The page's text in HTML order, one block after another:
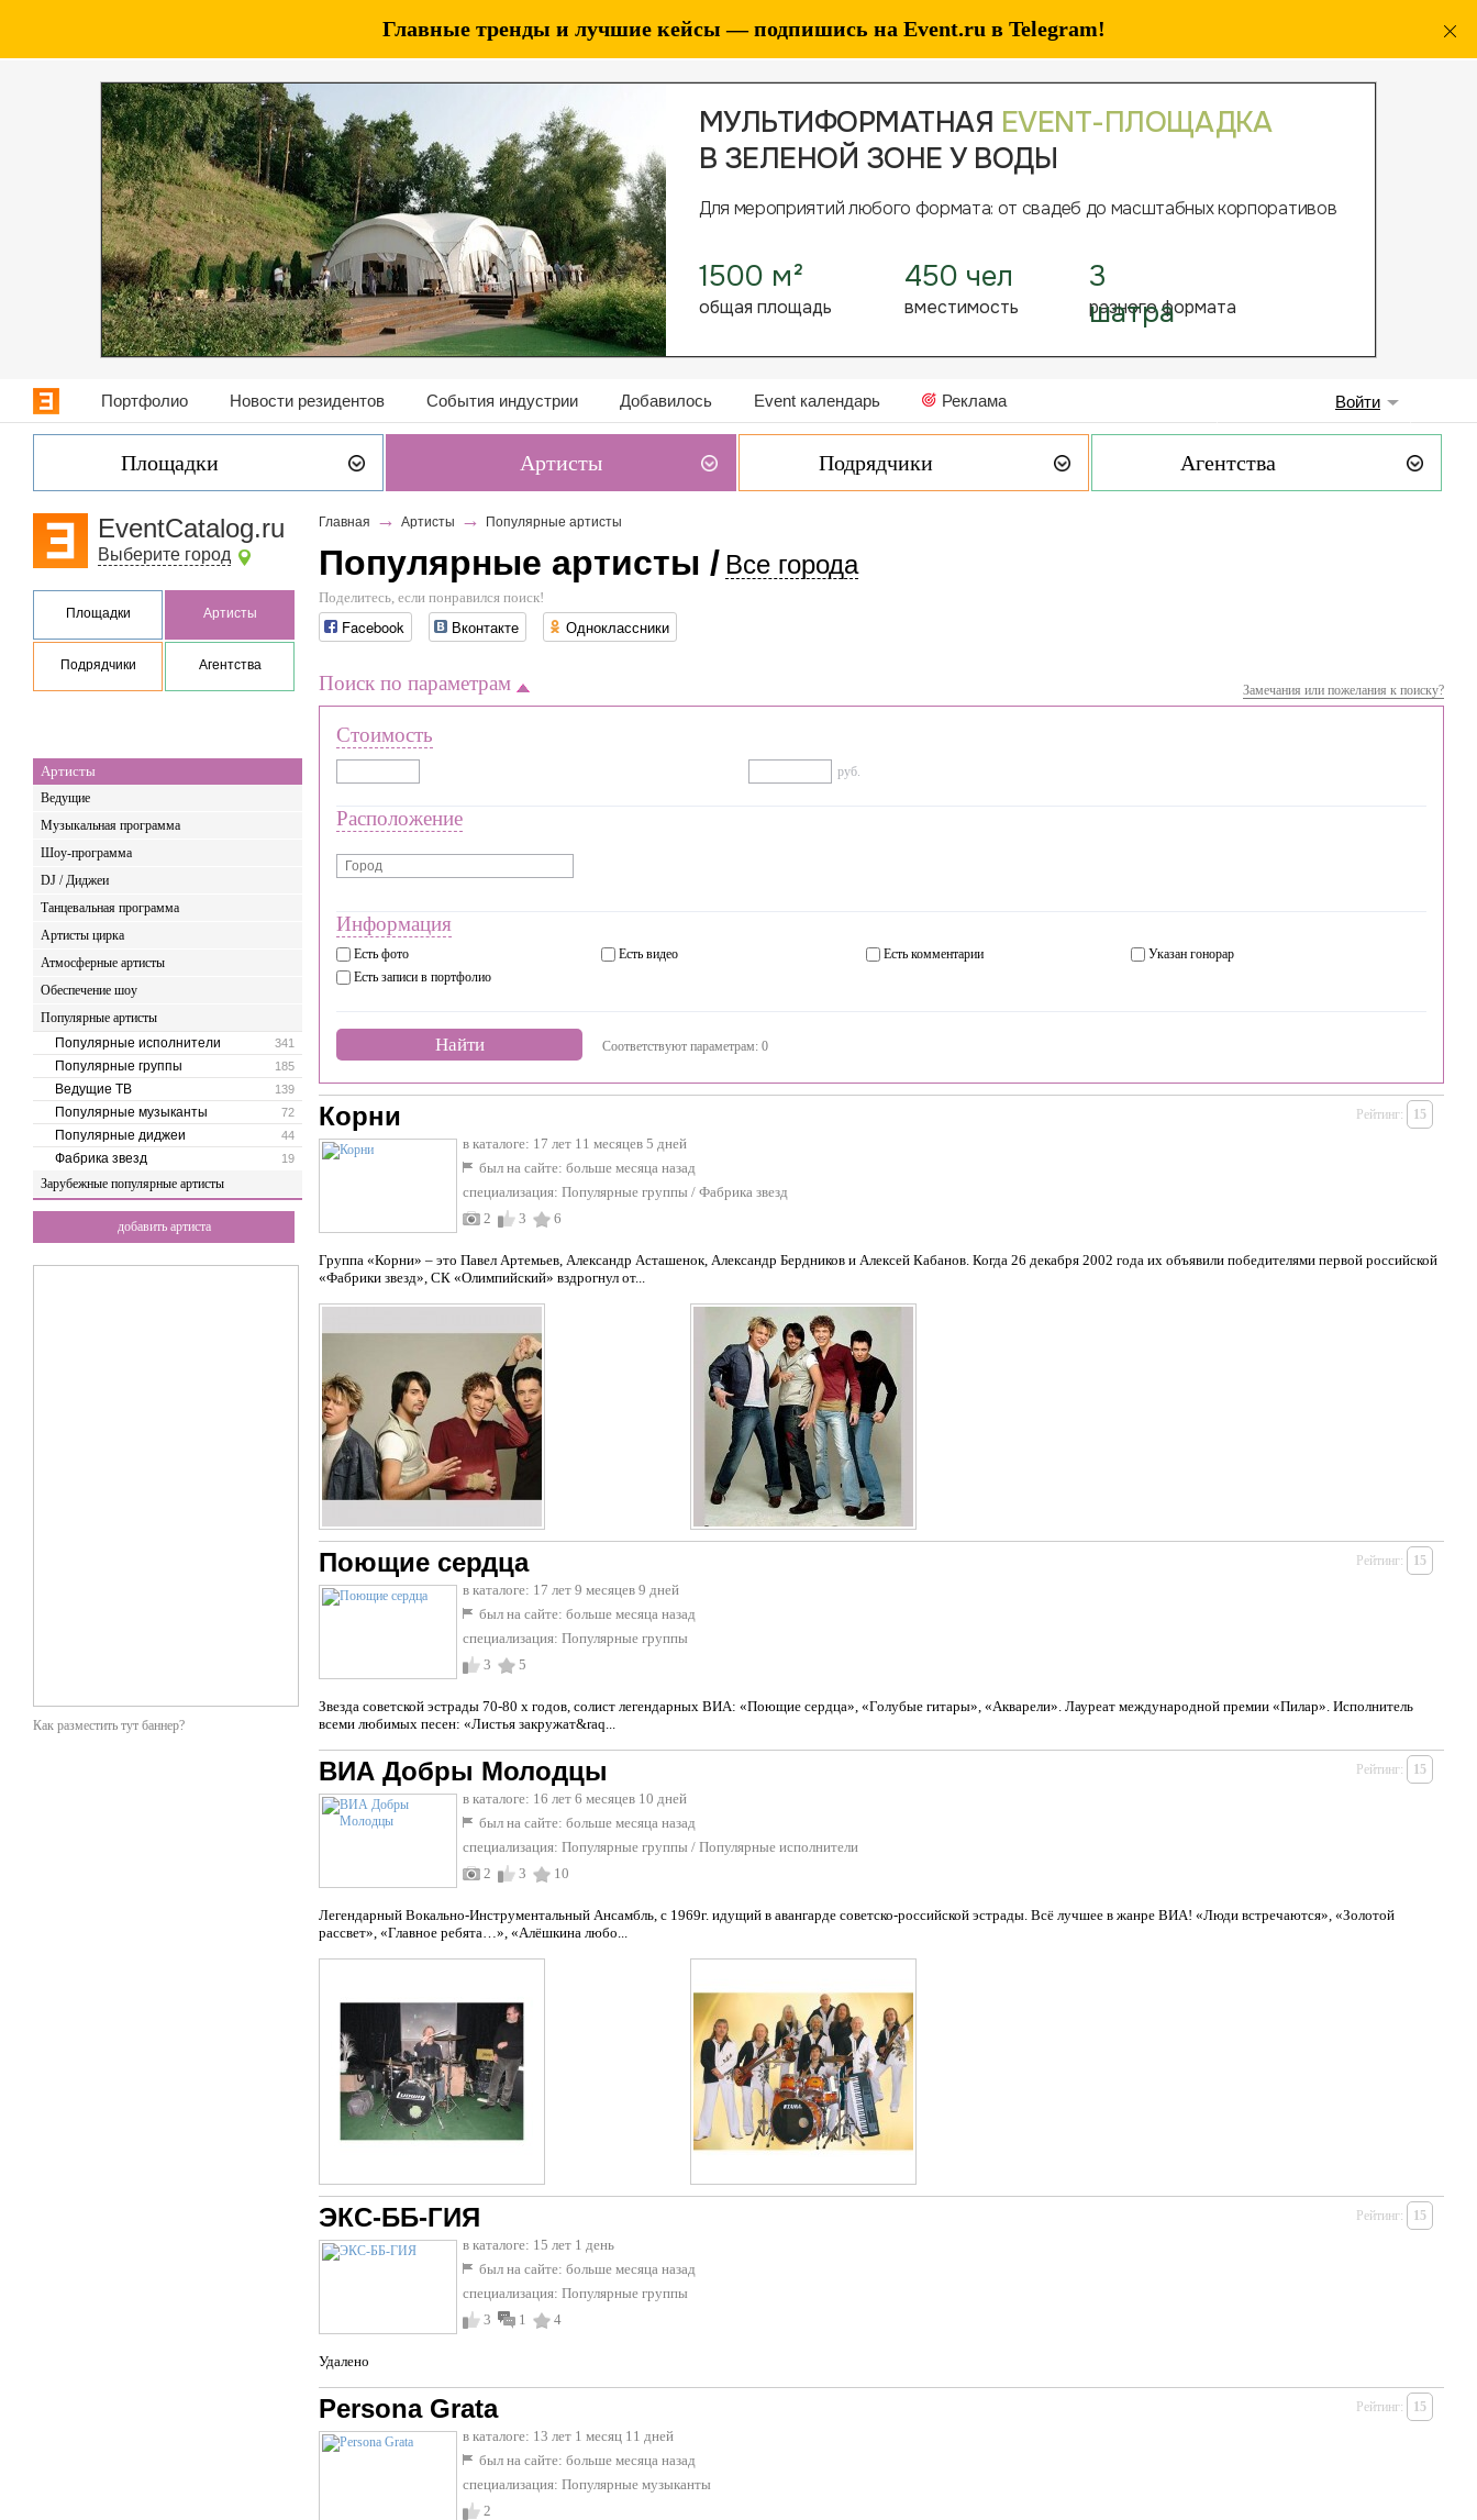
Главные тренды и лучшие кейсы — подпишись на Event.ru в Telegram!
Портфолио Новости резидентов События индустрии Добавилось Event календарь Реклама Войти
Площадки Артисты Подрядчики Агентства
EventCatalog.ru
Выберите город
Площадки Артисты
Подрядчики Агентства
Артисты
Ведущие
Музыкальная программа
Шоу-программа
DJ / Диджеи
Танцевальная программа
Артисты цирка
Атмосферные артисты
Обеспечение шоу
Популярные артисты
341
Популярные исполнители
185
Популярные группы
139
Ведущие ТВ
72
Популярные музыканты
44
Популярные диджеи
19
Фабрика звезд
Зарубежные популярные артисты
добавить артиста
Как разместить тут баннер?
Главная → Артисты → Популярные артисты
Популярные артисты / Все города
Поделитесь, если понравился поиск!
Facebook Вконтакте Одноклассники
Замечания или пожелания к поиску?
Поиск по параметрам
Стоимость
руб.
Расположение
Информация
Есть фото
Есть записи в портфолио
Есть видео Есть комментарии Указан гонорар
Найти Соответствуют параметрам: 0
Корни
в каталоге: 17 лет 11 месяцев 5 дней
был на сайте: больше месяца назад
специализация: Популярные группы / Фабрика звезд
2
3 6
Группа «Корни» – это Павел Артемьев, Александр Асташенок, Александр Бердников и Алексей Кабанов. Когда 26 декабря 2002 года их объявили победителями первой российской
«Фабрики звезд», СК «Олимпийский» вздрогнул от...
Рейтинг: 15
Поющие сердца
в каталоге: 17 лет 9 месяцев 9 дней
был на сайте: больше месяца назад
специализация: Популярные группы
3
5
Звезда советской эстрады 70-80 х годов, солист легендарных ВИА: «Поющие сердца», «Голубые гитары», «Акварели». Лауреат международной премии «Пилар». Исполнитель
всеми любимых песен: «Листья закружат&raq...
Рейтинг: 15
ВИА Добры Молодцы
в каталоге: 16 лет 6 месяцев 10 дней
был на сайте: больше месяца назад
специализация: Популярные группы / Популярные исполнители
2
3 10
Легендарный Вокально-Инструментальный Ансамбль, с 1969г. идущий в авангарде советско-российской эстрады. Всё лучшее в жанре ВИА! «Люди встречаются», «Золотой
рассвет», «Главное ребята…», «Алёшкина любо...
Рейтинг: 15
ЭКС-ББ-ГИЯ
в каталоге: 15 лет 1 день
был на сайте: больше месяца назад
специализация: Популярные группы
3
1 4
Удалено
Рейтинг: 15
Persona Grata
в каталоге: 13 лет 1 месяц 11 дней
был на сайте: больше месяца назад
специализация: Популярные музыканты
2
Рейтинг: 15